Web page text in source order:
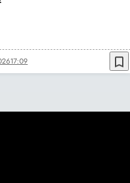
17:09 bookmark_border